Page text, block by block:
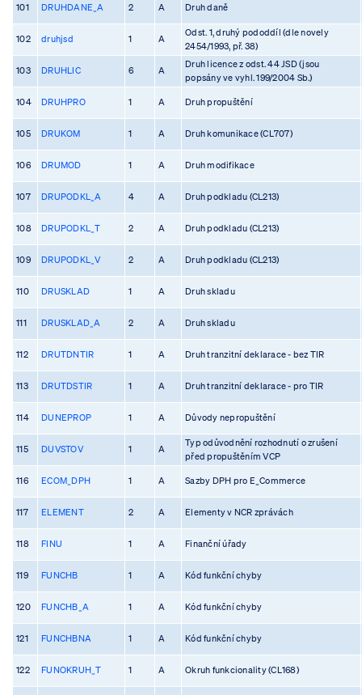
101 DRUHDANE_A 2 A Druh daně
102 druhjsd 1 A
Odst. 1, druhý pododdíl (dle novely
2454/1993, př. 38)
103 DRUHLIC 6 A
Druh licence z odst. 44 JSD (jsou
popsány ve vyhl. 199/2004 Sb.)
104 DRUHPRO 1 A Druh propuštění
105 DRUKOM 1 A Druh komunikace (CL707)
106 DRUMOD 1 A Druh modifikace
107 DRUPODKL_A 4 A Druh podkladu (CL213)
108 DRUPODKL_T 2 A Druh podkladu (CL213)
109 DRUPODKL_V 2 A Druh podkladu (CL213)
110 DRUSKLAD 1 A Druh skladu
111 DRUSKLAD_A 2 A Druh skladu
112 DRUTDNTIR 1 A Druh tranzitní deklarace - bez TIR
113 DRUTDSTIR 1 A Druh tranzitní deklarace - pro TIR
114 DUNEPROP 1 A Důvody nepropuštění
115 DUVSTOV 1 A
Typ odůvodnění rozhodnutí o zrušení
před propuštěním VCP
116 ECOM_DPH 1 A Sazby DPH pro E_Commerce
117 ELEMENT 2 A Elementy v NCR zprávách
118 FINU 1 A Finanční úřady
119 FUNCHB 1 A Kód funkční chyby
120 FUNCHB_A 1 A Kód funkční chyby
121 FUNCHBNA 1 A Kód funkční chyby
122 FUNOKRUH_T 1 A Okruh funkcionality (CL168)